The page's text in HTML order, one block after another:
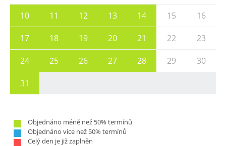
10 11 12 13 14 15 16
17 18 19 20 21 22 23
24 25 26 27 28 29 30
31
Objednáno méně než 50% termínů
Objednáno více než 50% termínů
Celý den je již zaplněn